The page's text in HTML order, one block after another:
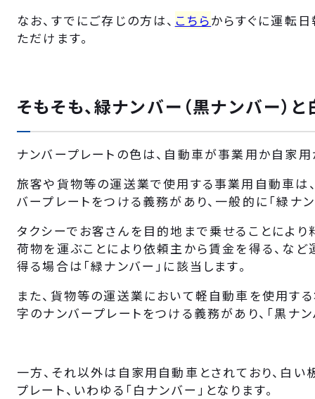
なお、すでにご存じの方は、 こちらからすぐに運転
ただけます。
そもそも、緑ナンバー（黒ナンバー）
ナンバープレートの色は、自動車が事業用か自家用
旅客や貨物等の運送業で使用する事業用自動車は
バープレートをつける義務があり、一般的に「緑ナ
タクシーでお客さんを目的地まで乗せることにより
荷物を運ぶことにより依頼主から賃金を得る、な
得る場合は「緑ナンバー」に該当します。
また、貨物等の運送業において軽自動車を使用す
字のナンバープレートをつける義務があり、「黒ナ
一方、それ以外は自家用自動車とされており、白
プレート、いわゆる「白ナンバー」となります。